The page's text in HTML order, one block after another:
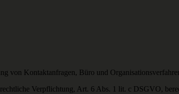
von Kontaktanfragen, Büro und
Verpflichtung, Art. 6 Abs. 1 lit. c DSGVO,